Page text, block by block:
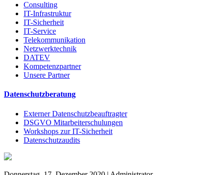
Consulting
IT-Infrastruktur
IT-Sicherheit
IT-Service
Telekommunikation
Netzwerktechnik
DATEV
Kompetenzpartner
Unsere Partner
Datenschutzberatung
Externer Datenschutzbeauftragter
DSGVO Mitarbeiterschulungen
Workshops zur IT-Sicherheit
Datenschutzaudits